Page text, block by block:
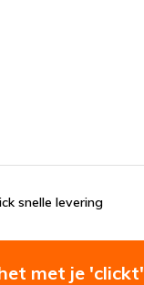
snelle levering
met je 'clickt'